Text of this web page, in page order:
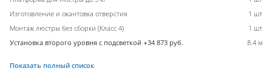
Изготовление и окантовка отверстия
1 шт
Монтаж люстры без сборки (Класс 4)
1 шт
Установка второго уровня с подсветкой +34 873 руб.
8.4 м
Показать полный список